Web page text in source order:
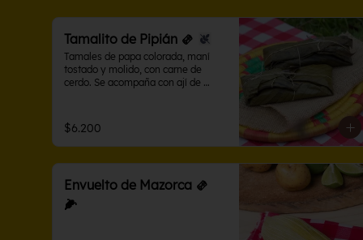
Tamalito de Pipián 🫔
Tamales de papa colorada, maní
tostado y molido, con carne de
cerdo. Se acompaña con ají de
$6.200
Envuelto de Mazorca 🫔
🌽